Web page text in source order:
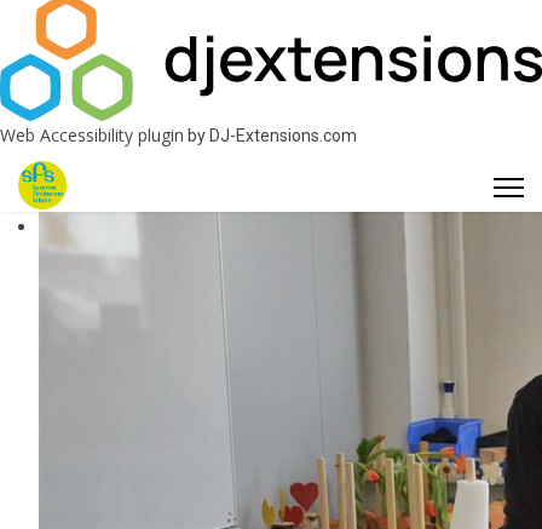
Web Accessibility plugin by DJ-Extensions.com